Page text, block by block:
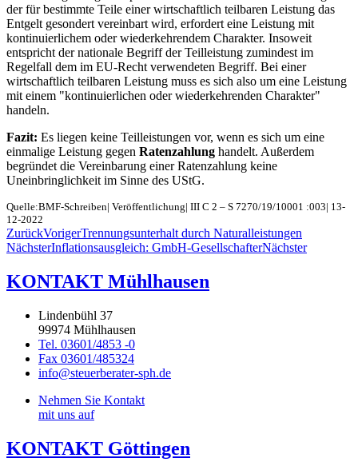
der für bestimmte Teile einer wirtschaftlich teilbaren Leistung das
Entgelt gesondert vereinbart wird, erfordert eine Leistung mit
kontinuierlichem oder wiederkehrendem Charakter. Insoweit
entspricht der nationale Begriff der Teilleistung zumindest im
Regelfall dem im EU-Recht verwendeten Begriff. Bei einer
wirtschaftlich teilbaren Leistung muss es sich also um eine Leistung
mit einem "kontinuierlichen oder wiederkehrenden Charakter"
handeln.
Fazit: Es liegen keine Teilleistungen vor, wenn es sich um eine
einmalige Leistung gegen Ratenzahlung handelt. Außerdem
begründet die Vereinbarung einer Ratenzahlung keine
Uneinbringlichkeit im Sinne des UStG.
Quelle:BMF-Schreiben| Veröffentlichung| III C 2 – S 7270/19/10001 :003| 13-
12-2022
ZurückVorigerTrennungsunterhalt durch Naturalleistungen
NächsterInflationsausgleich: GmbH-GesellschafterNächster
KONTAKT Mühlhausen
Lindenbühl 37
99974 Mühlhausen
Tel. 03601/4853 -0
Fax 03601/485324
info@steuerberater-sph.de
Nehmen Sie Kontakt
mit uns auf
KONTAKT Göttingen